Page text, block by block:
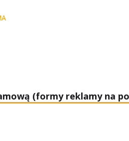
(formy reklamy na